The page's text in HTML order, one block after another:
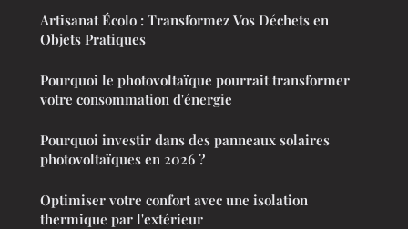
Artisanat Écolo : Transformez Vos Déchets en
Objets Pratiques
Pourquoi le photovoltaïque pourrait transformer
votre consommation d'énergie
Pourquoi investir dans des panneaux solaires
photovoltaïques en 2026 ?
Optimiser votre confort avec une isolation
thermique par l'extérieur